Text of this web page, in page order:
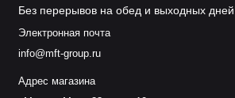
Без перерывов на обед и выходных
Электронная почта
info@mft-group.ru
Адрес магазина